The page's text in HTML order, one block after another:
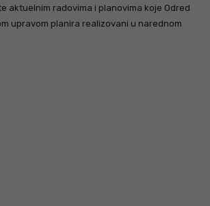
aktuelnim radovima i planovima koje Odred
upravom planira realizovani u narednom